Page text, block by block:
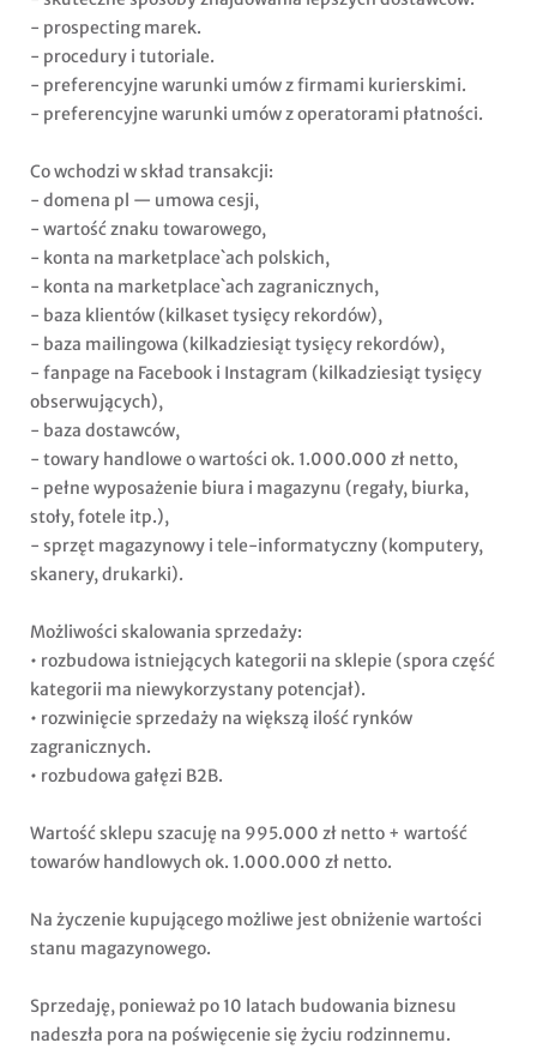
- prospecting marek.
- procedury i tutoriale.
- preferencyjne warunki umów z firmami kurierskimi.
- preferencyjne warunki umów z operatorami płatności.
Co wchodzi w skład transakcji:
- domena pl — umowa cesji,
- wartość znaku towarowego,
- konta na marketplace`ach polskich,
- konta na marketplace`ach zagranicznych,
- baza klientów (kilkaset tysięcy rekordów),
- baza mailingowa (kilkadziesiąt tysięcy rekordów),
- fanpage na Facebook i Instagram (kilkadziesiąt tysięcy
obserwujących),
- baza dostawców,
- towary handlowe o wartości ok. 1.000.000 zł netto,
- pełne wyposażenie biura i magazynu (regały, biurka,
stoły, fotele itp.),
- sprzęt magazynowy i tele-informatyczny (komputery,
skanery, drukarki).
Możliwości skalowania sprzedaży:
• rozbudowa istniejących kategorii na sklepie (spora część
kategorii ma niewykorzystany potencjał).
• rozwinięcie sprzedaży na większą ilość rynków
zagranicznych.
• rozbudowa gałęzi B2B.
Wartość sklepu szacuję na 995.000 zł netto + wartość
towarów handlowych ok. 1.000.000 zł netto.
Na życzenie kupującego możliwe jest obniżenie wartości
stanu magazynowego.
Sprzedaję, ponieważ po 10 latach budowania biznesu
nadeszła pora na poświęcenie się życiu rodzinnemu.